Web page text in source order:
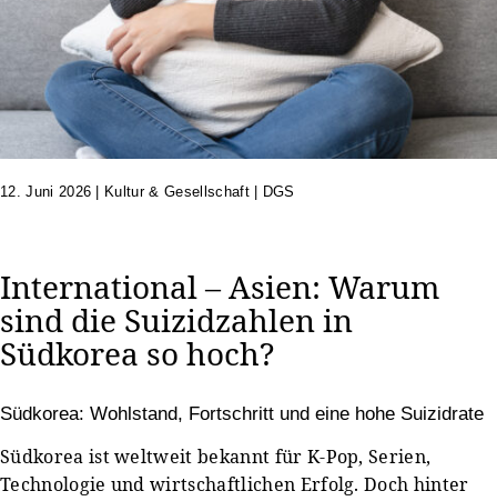
12. Juni 2026 | Kultur & Gesellschaft | DGS
International – Asien: Warum
sind die Suizidzahlen in
Südkorea so hoch?
Südkorea: Wohlstand, Fortschritt und eine hohe Suizidrate
Südkorea ist weltweit bekannt für K-Pop, Serien,
Technologie und wirtschaftlichen Erfolg. Doch hinter